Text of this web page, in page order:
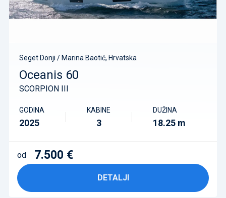
Seget Donji / Marina Baotić, Hrvatska
Oceanis 60
SCORPION III
GODINA
2025
KABINE
3
DUŽINA
18.25 m
od 7.500 €
DETALJI